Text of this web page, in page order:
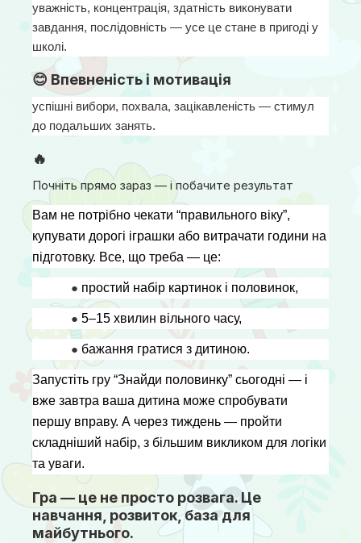
уважність, концентрація, здатність виконувати
завдання, послідовність — усе це стане в пригоді у
школі.
😊 Впевненість і мотивація
успішні вибори, похвала, зацікавленість — стимул
до подальших занять.
🔥
Почніть прямо зараз — і побачите результат
Вам не потрібно чекати “правильного віку”,
купувати дорогі іграшки або витрачати години на
підготовку. Все, що треба — це:
● простий набір картинок і половинок,
● 5–15 хвилин вільного часу,
● бажання гратися з дитиною.
Запустіть гру “Знайди половинку” сьогодні — і
вже завтра ваша дитина може спробувати
першу вправу. А через тиждень — пройти
складніший набір, з більшим викликом для логіки
та уваги.
Гра — це не просто розвага. Це
навчання, розвиток, база для
майбутнього.